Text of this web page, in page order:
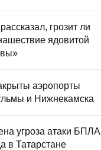
грозит ли
ядовитой
аэропорты
и Нижнекамска
угроза атаки БПЛА
в Татарстане